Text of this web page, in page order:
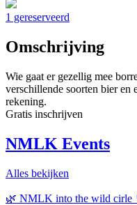
1 gereserveerd
Omschrijving
Wie gaat er gezellig mee
verschillende soorten bier en
rekening.
Gratis inschrijven
NMLK Events
Alles bekijken
🌿 NMLK into the wild cirle